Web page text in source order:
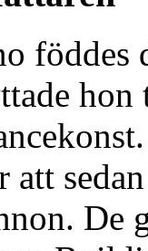
föddes
hon
att
De